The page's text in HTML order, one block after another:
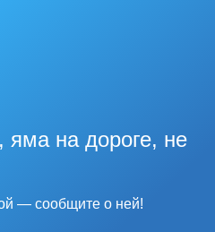
яма на дороге, не
— сообщите о ней!